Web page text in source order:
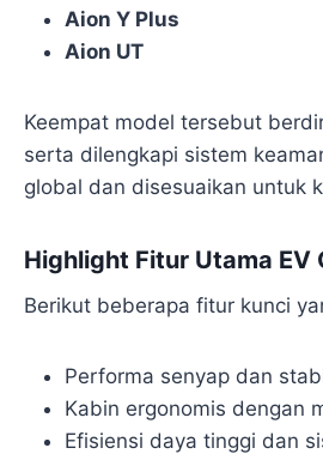
Aion Y Plus
Aion UT
Keempat model tersebut
serta dilengkapi sistem
global dan disesuaikan untuk
Highlight Fitur Utama EV
Berikut beberapa fitur kunci
Performa senyap dan
Kabin ergonomis dengan
Efisiensi daya tinggi dan